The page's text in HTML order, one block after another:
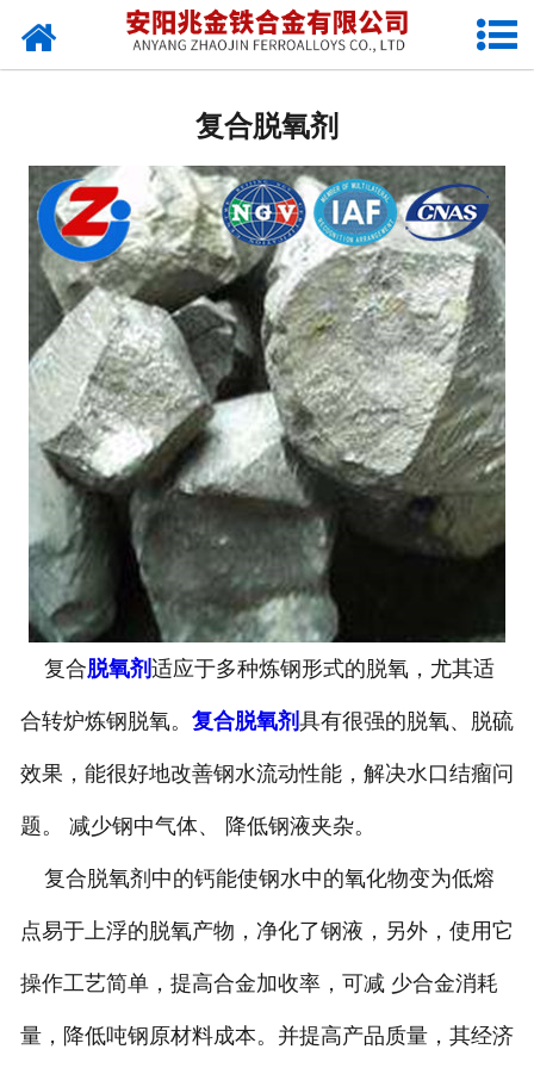
网站首页
行业新闻
常见问题
复合脱氧剂
复合脱氧剂适应于多种炼钢形式的脱氧，尤其适
合转炉炼钢脱氧。 复合脱氧剂具有很强的脱氧、脱硫
效果，能很好地改善钢水流动性能，解决水口结瘤问
题。 减少钢中气体、 降低钢液夹杂。
复合脱氧剂中的钙能使钢水中的氧化物变为低熔
点易于上浮的脱氧产物，净化了钢液，另外，使用它
操作工艺简单，提高合金加收率，可减 少合金消耗
量，降低吨钢原材料成本。并提高产品质量，其经济